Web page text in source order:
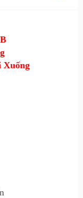
Xuống